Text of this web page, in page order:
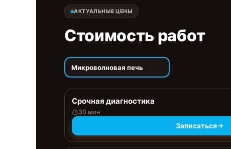
АКТУАЛЬНЫЕ ЦЕНЫ
Стоимость работ
Микроволновая печь
Срочная диагностика
30 мин
Записаться